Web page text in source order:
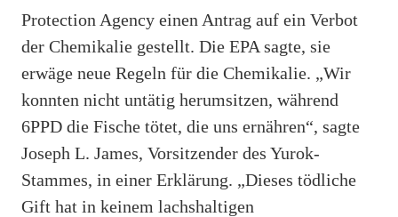
Protection Agency einen Antrag auf ein Verbot
der Chemikalie gestellt. Die EPA sagte, sie
erwäge neue Regeln für die Chemikalie. „Wir
konnten nicht untätig herumsitzen, während
6PPD die Fische tötet, die uns ernähren“, sagte
Joseph L. James, Vorsitzender des Yurok-
Stammes, in einer Erklärung. „Dieses tödliche
Gift hat in keinem lachshaltigen